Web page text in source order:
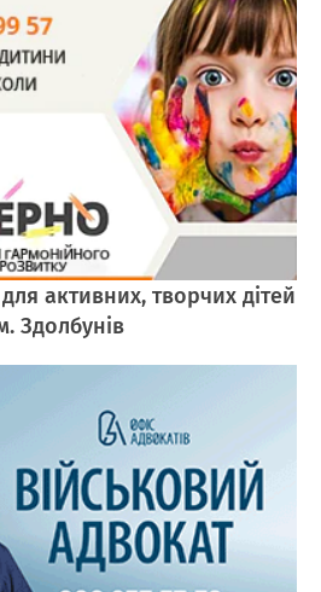
активних, творчих дітей
Здолбунів